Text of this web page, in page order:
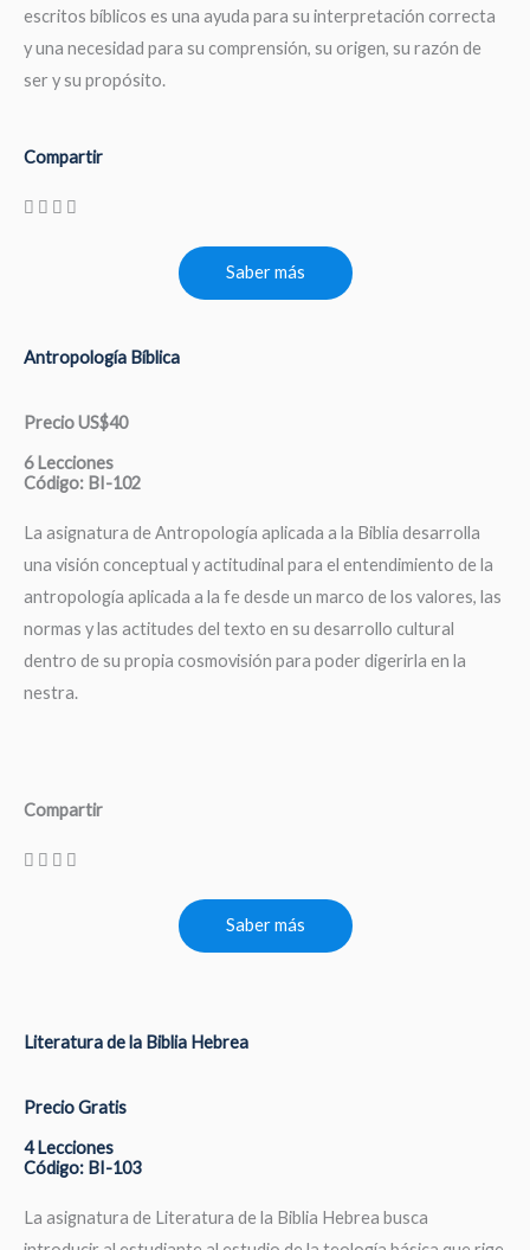
escritos bíblicos es una ayuda para su interpretación correcta
y una necesidad para su comprensión, su origen, su razón de
ser y su propósito.
Compartir
Saber más
Antropología Bíblica
Precio US$40
6 Lecciones
Código: BI-102
La asignatura de Antropología aplicada a la Biblia desarrolla
una visión conceptual y actitudinal para el entendimiento de la
antropología aplicada a la fe desde un marco de los valores, las
normas y las actitudes del texto en su desarrollo cultural
dentro de su propia cosmovisión para poder digerirla en la
nestra.
Compartir
Saber más
Literatura de la Biblia Hebrea
Precio Gratis
4 Lecciones
Código: BI-103
La asignatura de Literatura de la Biblia Hebrea busca